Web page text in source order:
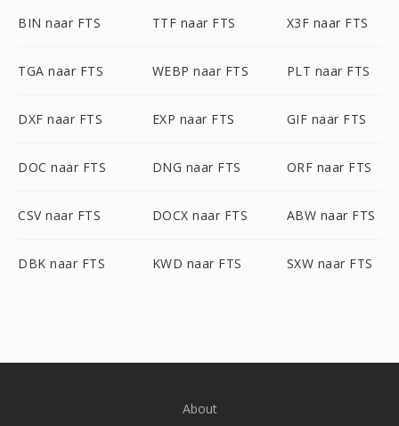
BIN naar FTS TTF naar FTS X3F naar FTS
TGA naar FTS WEBP naar FTS PLT naar FTS
DXF naar FTS EXP naar FTS GIF naar FTS
DOC naar FTS DNG naar FTS ORF naar FTS
CSV naar FTS DOCX naar FTS ABW naar FTS
DBK naar FTS KWD naar FTS SXW naar FTS
About